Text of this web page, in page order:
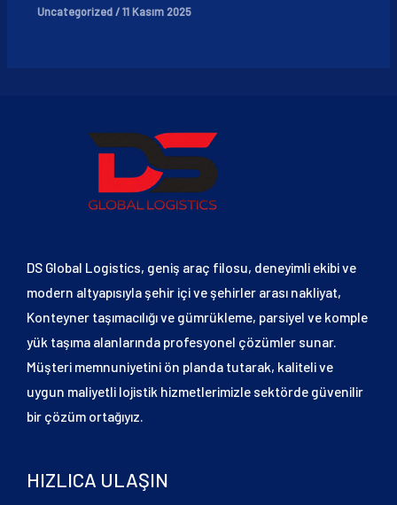
Uncategorized/11 Kasım 2025
DS Global Logistics, geniş araç filosu, deneyimli ekibi ve
modern altyapısıyla şehir içi ve şehirler arası nakliyat,
Konteyner taşımacılığı ve gümrükleme, parsiyel ve komple
yük taşıma alanlarında profesyonel çözümler sunar.
Müşteri memnuniyetini ön planda tutarak, kaliteli ve
uygun maliyetli lojistik hizmetlerimizle sektörde güvenilir
bir çözüm ortağıyız.
HIZLICA ULAŞIN